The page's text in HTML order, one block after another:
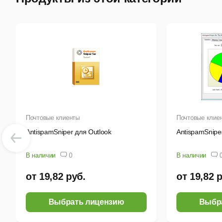
Почтовые клиенты
AntispamSniper для Outlook
В наличии 0
от 19,82 руб.
Выбрать лицензию
Почтовые
В наличии
от 19,82